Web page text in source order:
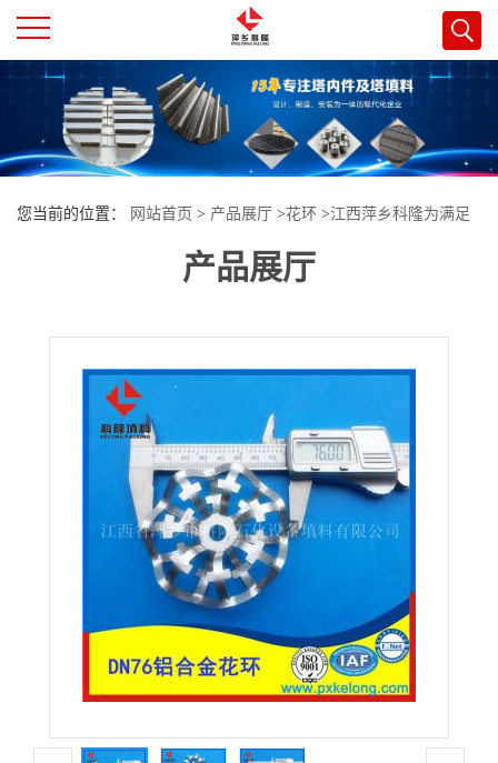
公
司
产
您当前的位置： 网站首页 > 产品展厅 >花环 >江西萍乡科隆为满足
客户需求自主研发DN76型号铝材质花环填料新模具
产品展厅